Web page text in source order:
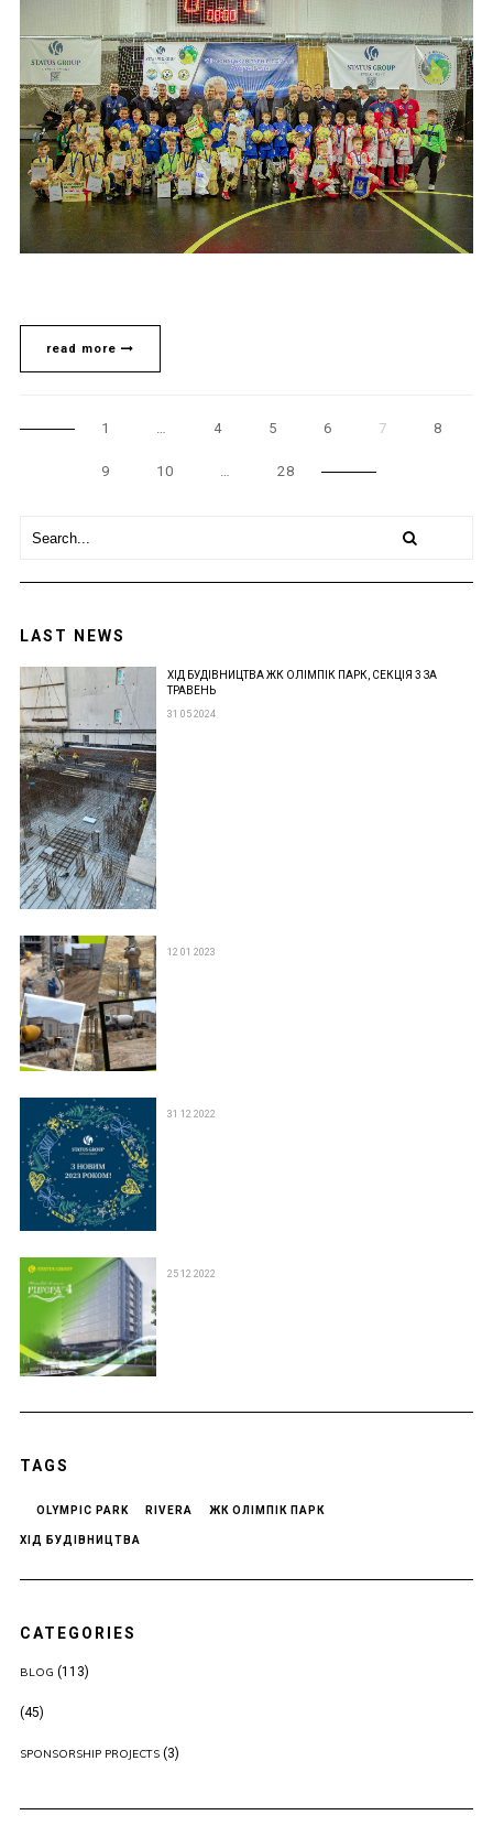
read more
1 … 4 5 6 7 8
9 10 … 28
LAST NEWS
ХІД БУДІВНИЦТВА ЖК ОЛІМПІК ПАРК, СЕКЦІЯ 3 ЗА
ТРАВЕНЬ
31 05 2024
12 01 2023
31 12 2022
25 12 2022
TAGS
OLYMPIC PARK RIVERA ЖК ОЛІМПІК ПАРК
ХІД БУДІВНИЦТВА
CATEGORIES
BLOG (113)
(45)
SPONSORSHIP PROJECTS(3)